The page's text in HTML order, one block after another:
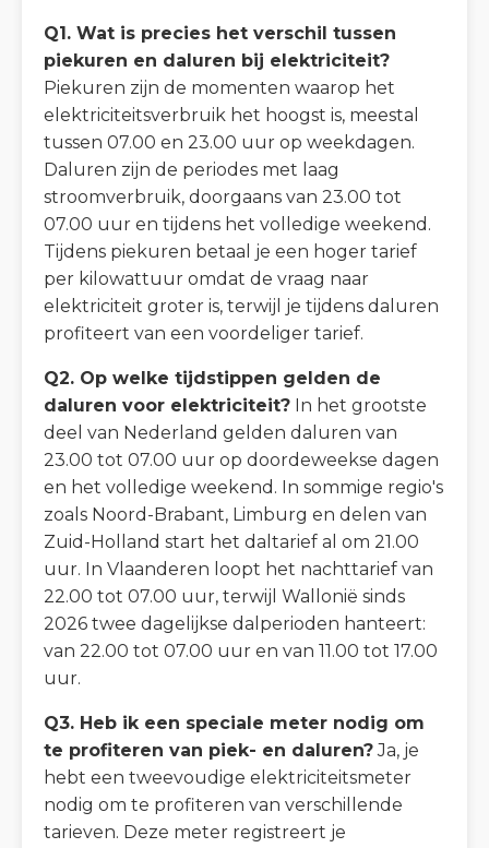
Q1. Wat is precies het verschil tussen
piekuren en daluren bij elektriciteit?
Piekuren zijn de momenten waarop het
elektriciteitsverbruik het hoogst is, meestal
tussen 07.00 en 23.00 uur op weekdagen.
Daluren zijn de periodes met laag
stroomverbruik, doorgaans van 23.00 tot
07.00 uur en tijdens het volledige weekend.
Tijdens piekuren betaal je een hoger tarief
per kilowattuur omdat de vraag naar
elektriciteit groter is, terwijl je tijdens daluren
profiteert van een voordeliger tarief.
Q2. Op welke tijdstippen gelden de
daluren voor elektriciteit? In het grootste
deel van Nederland gelden daluren van
23.00 tot 07.00 uur op doordeweekse dagen
en het volledige weekend. In sommige regio's
zoals Noord-Brabant, Limburg en delen van
Zuid-Holland start het daltarief al om 21.00
uur. In Vlaanderen loopt het nachttarief van
22.00 tot 07.00 uur, terwijl Wallonië sinds
2026 twee dagelijkse dalperioden hanteert:
van 22.00 tot 07.00 uur en van 11.00 tot 17.00
uur.
Q3. Heb ik een speciale meter nodig om
te profiteren van piek- en daluren?Ja, je
hebt een tweevoudige elektriciteitsmeter
nodig om te profiteren van verschillende
tarieven. Deze meter registreert je